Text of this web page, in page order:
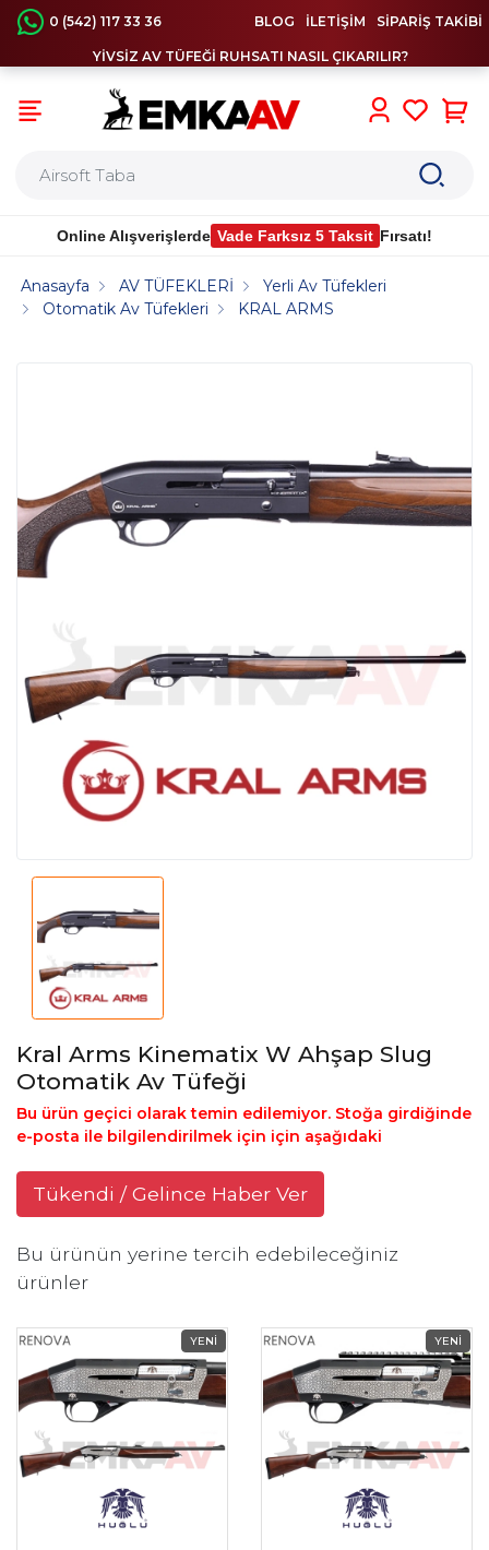
0 (542) 117 33 36 BLOG İLETİŞİM SİPARİŞ TAKİBİ
YİVSİZ AV TÜFEĞİ RUHSATI NASIL ÇIKARILIR?
Online Alışverişlerde Vade Farksız 5 Taksit Fırsatı!
Anasayfa AV TÜFEKLERİ
Yerli Av Tüfekleri
Otomatik Av Tüfekleri
KRAL ARMS
Kral Arms Kinematix W Ahşap Slug
Otomatik Av Tüfeği
Bu ürün geçici olarak temin edilemiyor. Stoğa girdiğinde
e-posta ile bilgilendirilmek için için aşağıdaki
Tükendi / Gelince Haber Ver
Bu ürünün yerine tercih edebileceğiniz
ürünler